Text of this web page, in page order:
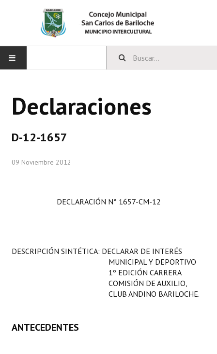
CONCEJO
LEGISLACIÓN
Reglamento Interno
Declaraciones
D-12-1657
09 Noviembre 2012
DECLARACIÓN N° 1657-CM-12
DESCRIPCIÓN SINTÉTICA: DECLARAR DE INTERÉS
MUNICIPAL Y DEPORTIVO
1º EDICIÓN CARRERA
COMISIÓN DE AUXILIO,
CLUB ANDINO BARILOCHE.
ANTECEDENTES